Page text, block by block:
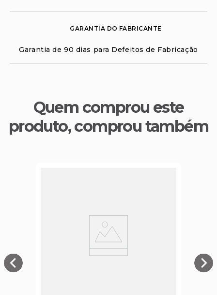
GARANTIA DO FABRICANTE
Garantia de 90 dias para Defeitos de Fabricação
Quem comprou este
produto, comprou também